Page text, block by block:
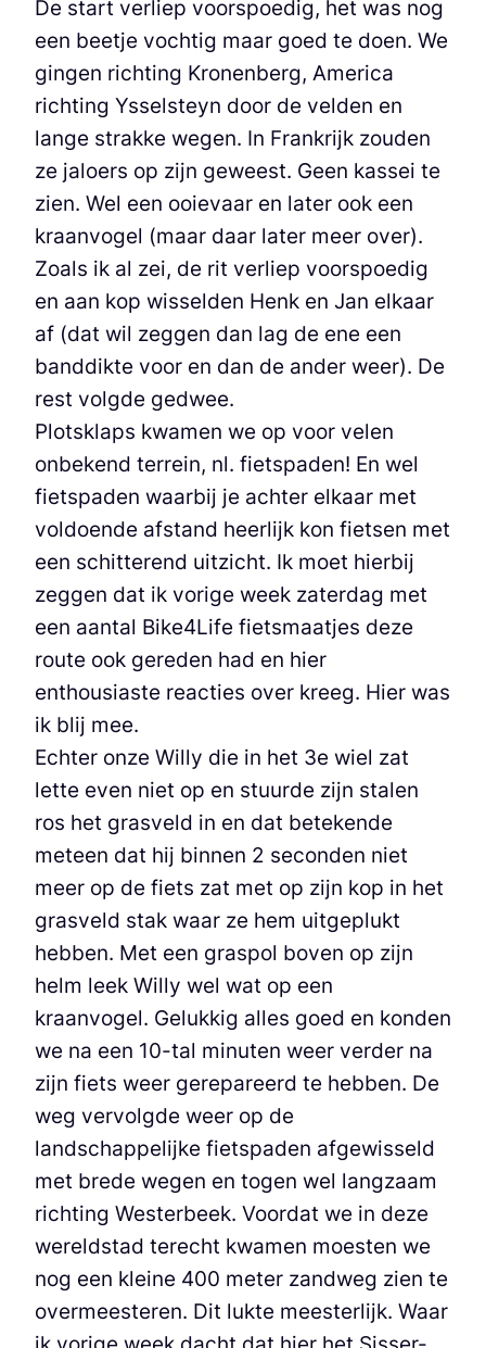
De start verliep voorspoedig, het was nog
een beetje vochtig maar goed te doen. We
gingen richting Kronenberg, America
richting Ysselsteyn door de velden en
lange strakke wegen. In Frankrijk zouden
ze jaloers op zijn geweest. Geen kassei te
zien. Wel een ooievaar en later ook een
kraanvogel (maar daar later meer over).
Zoals ik al zei, de rit verliep voorspoedig
en aan kop wisselden Henk en Jan elkaar
af (dat wil zeggen dan lag de ene een
banddikte voor en dan de ander weer). De
rest volgde gedwee.
Plotsklaps kwamen we op voor velen
onbekend terrein, nl. fietspaden! En wel
fietspaden waarbij je achter elkaar met
voldoende afstand heerlijk kon fietsen met
een schitterend uitzicht. Ik moet hierbij
zeggen dat ik vorige week zaterdag met
een aantal Bike4Life fietsmaatjes deze
route ook gereden had en hier
enthousiaste reacties over kreeg. Hier was
ik blij mee.
Echter onze Willy die in het 3e wiel zat
lette even niet op en stuurde zijn stalen
ros het grasveld in en dat betekende
meteen dat hij binnen 2 seconden niet
meer op de fiets zat met op zijn kop in het
grasveld stak waar ze hem uitgeplukt
hebben. Met een graspol boven op zijn
helm leek Willy wel wat op een
kraanvogel. Gelukkig alles goed en konden
we na een 10-tal minuten weer verder na
zijn fiets weer gerepareerd te hebben. De
weg vervolgde weer op de
landschappelijke fietspaden afgewisseld
met brede wegen en togen wel langzaam
richting Westerbeek. Voordat we in deze
wereldstad terecht kwamen moesten we
nog een kleine 400 meter zandweg zien te
overmeesteren. Dit lukte meesterlijk. Waar